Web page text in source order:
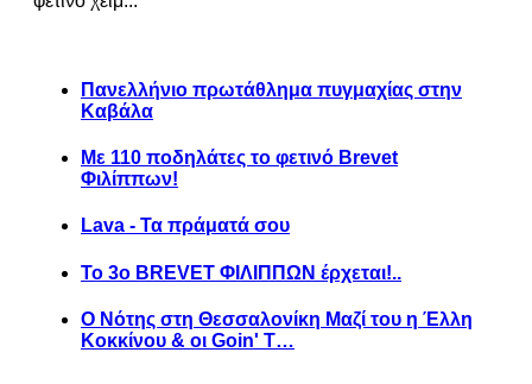
Πανελλήνιο πρωτάθλημα πυγμαχίας στην
Καβάλα
Με 110 ποδηλάτες το φετινό Brevet
Φιλίππων!
Lava - Τα πράματά σου
Το 3ο BREVET ΦΙΛΙΠΠΩΝ έρχεται!..
Ο Νότης στη Θεσσαλονίκη Μαζί του η Έλλη
Κοκκίνου & οι Goin' T…